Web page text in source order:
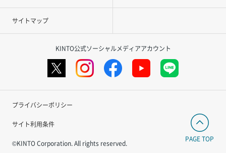
サイトマップ
KINTO公式ソーシャルメディアアカウント
プライバシーポリシー
サイト利用条件
©KINTO Corporation. All rights reserved.
PAGE TOP